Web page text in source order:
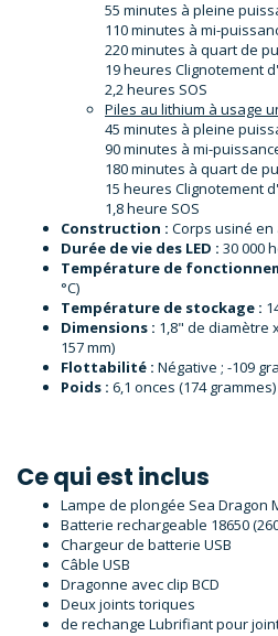
55 minutes à pleine
110 minutes à mi-
220 minutes à quart de
19 heures Clignotement
2,2 heures SOS
Piles au lithium à usage
45 minutes à pleine
90 minutes à mi-
180 minutes à quart de
15 heures Clignotement
1,8 heure SOS
Construction : Corps usiné
Durée de vie des LED : 30 000
Température de
°C)
Température de stockage :
Dimensions : 1,8" de diamètre
157 mm)
Flottabilité : Négative ; -109
Poids : 6,1 onces (174
Ce qui est inclus
Lampe de plongée Sea Dragon
Batterie rechargeable 18650
Chargeur de batterie USB
Câble USB
Dragonne avec clip BCD
Deux joints toriques
de rechange Lubrifiant pour